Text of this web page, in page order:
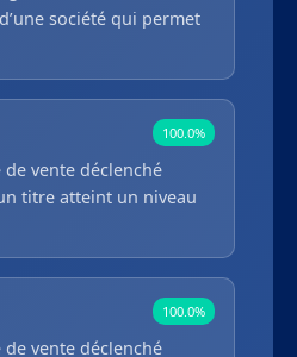
société qui permet
100.0%
vente déclenché
titre atteint un niveau
100.0%
vente déclenché